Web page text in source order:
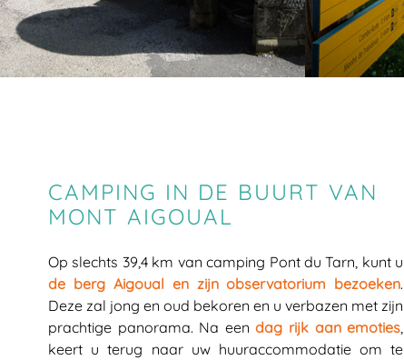
CAMPING IN DE BUURT VAN
MONT AIGOUAL
Op slechts 39,4 km van camping Pont du Tarn, kunt u
de berg Aigoual en zijn observatorium bezoeken.
Deze zal jong en oud bekoren en u verbazen met zijn
prachtige panorama. Na eendag rijk aan emoties,
keert u terug naar uw huuraccommodatie om te